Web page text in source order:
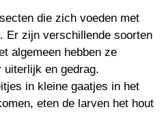
die zich voeden met
Er zijn verschillende soorten
algemeen hebben ze
uiterlijk en gedrag.
in kleine gaatjes in het
eten de larven het hout